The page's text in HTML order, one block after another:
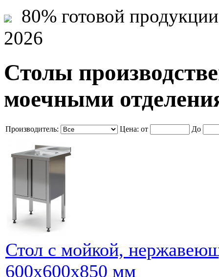
80% готовой
2026
Столы
моечными
Производитель: Цена: от До
Стол с мойкой,
600х600х850 мм